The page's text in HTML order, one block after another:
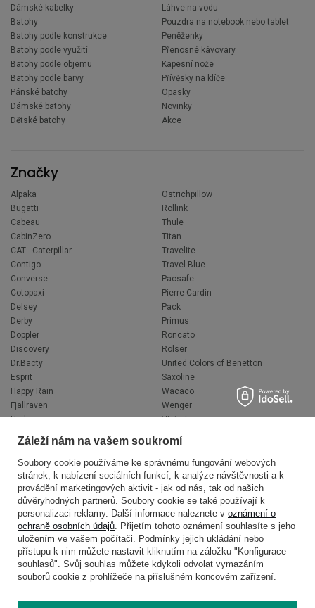
Dámské kabelky
Batohy
Batohy podle konstrukce
Batohy podle využití
Batohy podle objemu
Batohy podle barvy
Pánské batohy
Dámské batohy
Dětské batohy
Láhve na vodu
Pouzdra na notebook nebo tablet
Peněženky
Přenosné kávovary
Kapesní nože
Přívěsky na klíče
Opasky
Novinky
Akce
Značky
Alpaka
Bugatti
Cabeau
CabinZero
CAT - Caterpillar
Contigo
Converse
Cotopaxi
Delsey
Derby
Doppler
Discovery
Dr.Bacty
Esprit
Happy Rain
Fjallraven
Hedgren
Jeep
Knirps
LEGO
National Geographic
Ogio
Ostrichpillow
Rollink
Thule
Titan
Travelite
Travel Blue
Pacsafe
Pierre Cardin
Pack
Primus
Roncato
Rolser
United Colors of Benetton
Saxoline
Wacaco
Wenger
Victorinox
XD Design
Zojirushi
Muitomas
FLYNKA
VANS
Záleží nám na vašem soukromí
Soubory cookie používáme ke správnému fungování webových
stránek, k nabízení sociálních funkcí, k analýze návštěvnosti a k
provádění marketingových aktivit - jak od nás, tak od našich
důvěryhodných partnerů. Soubory cookie se také používají k
personalizaci reklamy. Další informace naleznete v oznámení o
ochraně osobních údajů. Přijetím tohoto oznámení souhlasíte s jeho
uložením ve vašem počítači. Podmínky jejich ukládání nebo
přístupu k nim můžete nastavit kliknutím na záložku "Konfigurace
souhlasů". Svůj souhlas můžete kdykoli odvolat vymazáním
souborů cookie z prohlížeče na příslušném koncovém zařízení.